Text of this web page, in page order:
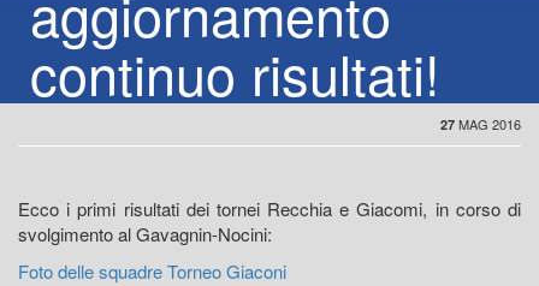
continuo risultati!
27 MAG 2016
Ecco i primi risultati dei tornei Recchia e Giacomi, in corso di
svolgimento al Gavagnin-Nocini:
Foto delle squadre Torneo Giaconi